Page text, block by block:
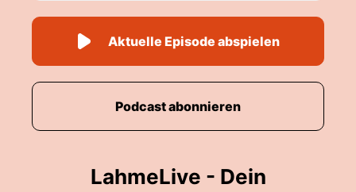
LahmeLive - Dein
Aktuelle Episode abspielen
Podcast abonnieren